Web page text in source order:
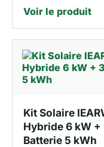
Voir le produit
Kit Solaire
Hybride 6 kW
Batterie 5 kWh